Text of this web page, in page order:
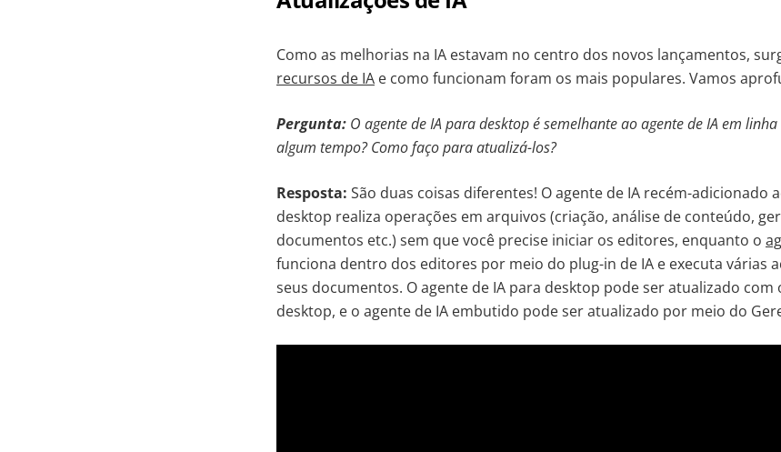
Como as melhorias na IA estavam no centro dos novos lançamentos,
recursos de IA e como funcionam foram os mais populares. Vamos
Pergunta: O agente de IA para desktop é semelhante ao agente de IA em
algum tempo? Como faço para atualizá-los?
Resposta: São duas coisas diferentes! O agente de IA recém-adicionado
desktop realiza operações em arquivos (criação, análise de conteúdo,
documentos etc.) sem que você precise iniciar os editores, enquanto o
funciona dentro dos editores por meio do plug-in de IA e executa várias
seus documentos. O agente de IA para desktop pode ser atualizado com
desktop, e o agente de IA embutido pode ser atualizado por meio do